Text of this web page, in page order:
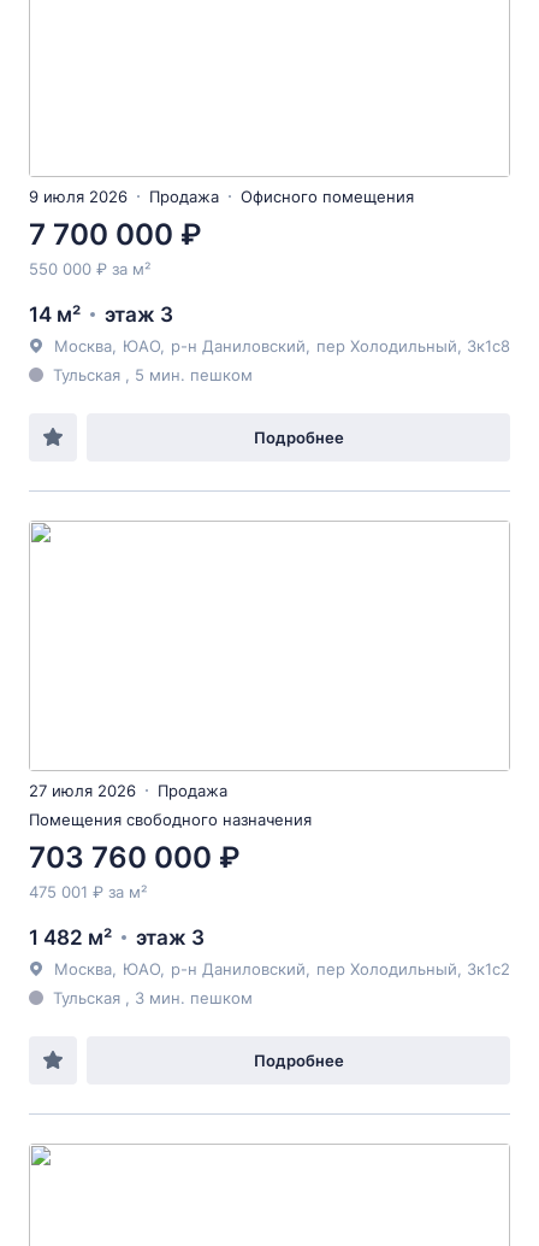
9 июля 2026 Продажа Офисного помещения
7 700 000 ₽
550 000 ₽ за м²
14 м² этаж 3
Москва ЮАО р-н Даниловский пер Холодильный , 3к1с8
Тульская , 5 мин. пешком
Подробнее
27 июля 2026
Продажа
Помещения свободного назначения
703 760 000 ₽
475 001 ₽ за м²
1 482 м² этаж 3
Москва ЮАО р-н Даниловский пер Холодильный , 3к1с2
Тульская , 3 мин. пешком
Подробнее